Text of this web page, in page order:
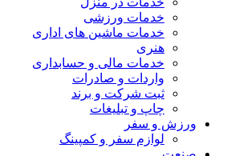
خدمات ورزشی
خدمات ماشین های اداری
هنری
خدمات مالی و حسابداری
واردات و صادرات
ثبت شرکت و برند
چاپ و تبلیغات
ورزش و سفر
لوازم سفر و کمپینگ